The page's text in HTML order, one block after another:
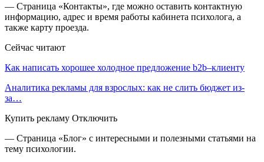
— Страница «Контакты», где можно оставить контактную
информацию, адрес и время работы кабинета психолога, а
также карту проезда.
Сейчас читают
Как написать хорошее холодное предложение b2b–клиенту
Аналитика рекламы для взрослых: как не слить бюджет из-
за…
Купить рекламу Отключить
— Страница «Блог» с интересными и полезными статьями на
тему психологии.